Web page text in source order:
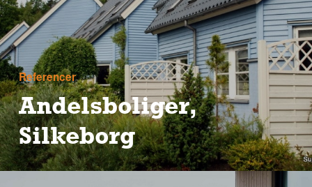
Referencer
Andelsboliger,
Silkeborg